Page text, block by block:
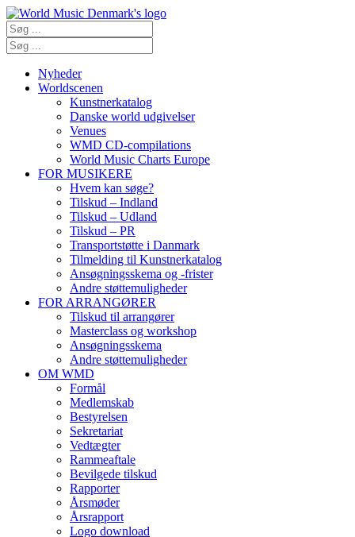
Nyheder
Worldscenen
Kunstnerkatalog
Danske world udgivelser
Venues
WMD CD-compilations
World Music Charts Europe
FOR MUSIKERE
Hvem kan søge?
Tilskud – Indland
Tilskud – Udland
Tilskud – PR
Transportstøtte i Danmark
Tilmelding til Kunstnerkatalog
Ansøgningsskema og -frister
Andre støttemuligheder
FOR ARRANGØRER
Tilskud til arrangører
Masterclass og workshop
Ansøgningsskema
Andre støttemuligheder
OM WMD
Formål
Medlemskab
Bestyrelsen
Sekretariat
Vedtægter
Rammeaftale
Bevilgede tilskud
Rapporter
Årsmøder
Årsrapport
Logo download